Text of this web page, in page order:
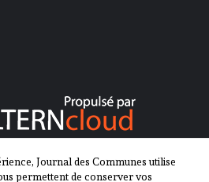
Journal des Communes utilise
permettent de conserver vos